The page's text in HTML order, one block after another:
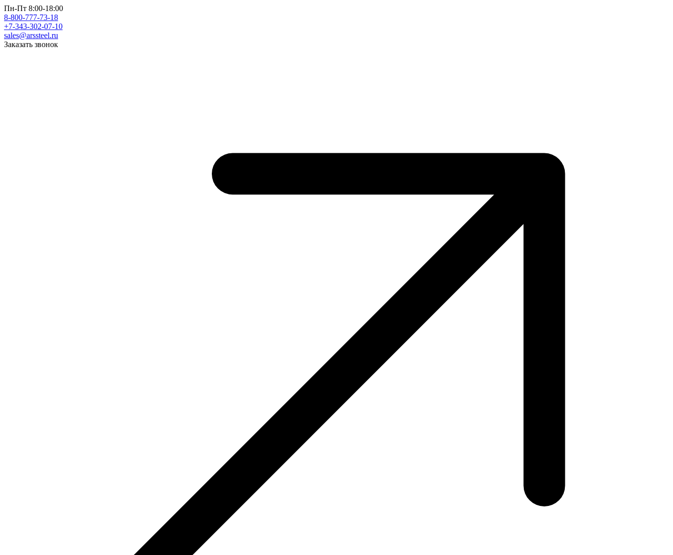
Пн-Пт 8:00-18:00
8-800-777-73-18
+7-343-302-07-10
sales@arssteel.ru
Заказать звонок